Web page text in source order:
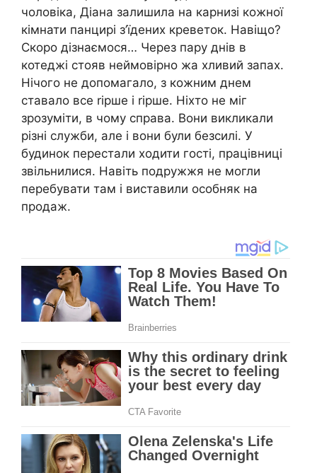
чоловіка, Діана залишила на карнизі кожної
кімнати панцирі з’їдених креветок. Навіщо?
Скоро дізнаємося… Через пару днів в
котеджі стояв неймовірно жа хливий запах.
Нічого не допомагало, з кожним днем
ставало все rірше і rірше. Ніхто не міг
зрозуміти, в чому справа. Вони викликали
різні служби, але і вони були безсилі. У
будинок перестали ходити гості, працівниці
звільнилися. Навіть подружжя не могли
перебувати там і виставили особняк на
продаж.